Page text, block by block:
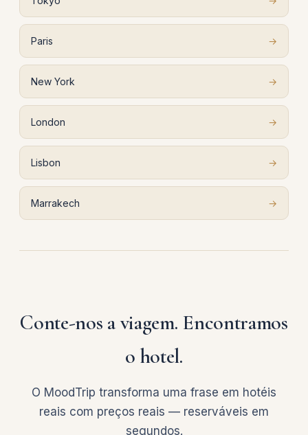
Paris →
New York →
London →
Lisbon →
Marrakech →
Conte-nos a viagem. Encontramos
o hotel.
O MoodTrip transforma uma frase em hotéis
reais com preços reais — reserváveis em
segundos.